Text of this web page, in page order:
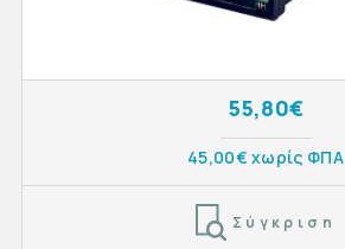
55,80€
45,00€ χωρίς ΦΠΑ
Σύγκριση